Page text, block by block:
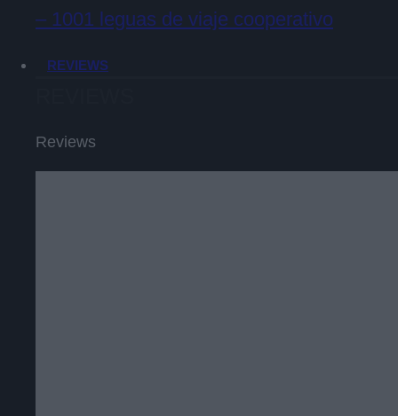
– 1001 leguas de viaje cooperativo
REVIEWS
Reviews